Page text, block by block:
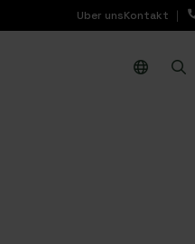
Uber unsKontakt